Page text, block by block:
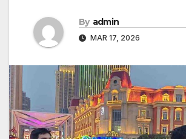
By admin
MAR 17, 2026